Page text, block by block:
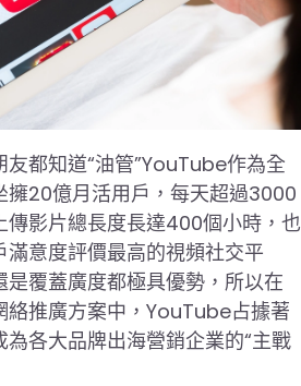
都知道“油管”YouTube作為全
擁20億月活用戶，每天超過3000
傳影片總長度長達400個小時，也
意度評價最高的視頻社交平
是覆蓋廣度都極具優勢，所以在
絡推廣方案中，YouTube占據著
各大品牌出海營銷企業的“主戰